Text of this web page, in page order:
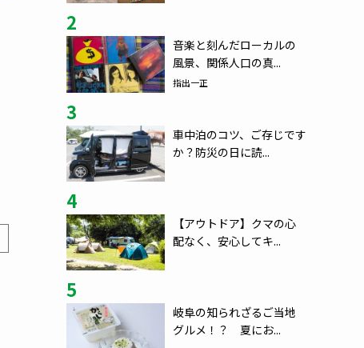
2
音楽と刻んだローカルの
風景、関係人口の真...
指出一正
3
車中泊のコツ、ご存じです
か？防災の日に読...
4
【アウトドア】クマの心
配なく、安心してキ...
5
岐阜の知られざるご当地
グルメ！？ 夏にお...